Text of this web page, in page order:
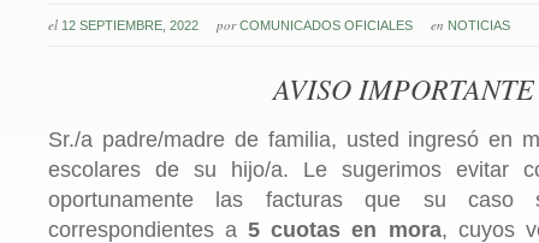
el 12 SEPTIEMBRE, 2022 por COMUNICADOS OFICIALES en NOTICIAS
AVISO IMPORTANTE
Sr./a padre/madre de familia, usted ingresó en
escolares de su hijo/a. Le sugerimos evitar
oportunamente las facturas que su caso
correspondientes a5 cuotas en mora, cuyos